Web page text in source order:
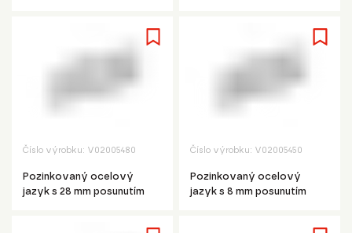
Číslo výrobku: V02005480
Pozinkovaný ocelový
jazyk s 28 mm posunutím
Číslo výrobku: V02005450
Pozinkovaný ocelový
jazyk s 8 mm posunutím